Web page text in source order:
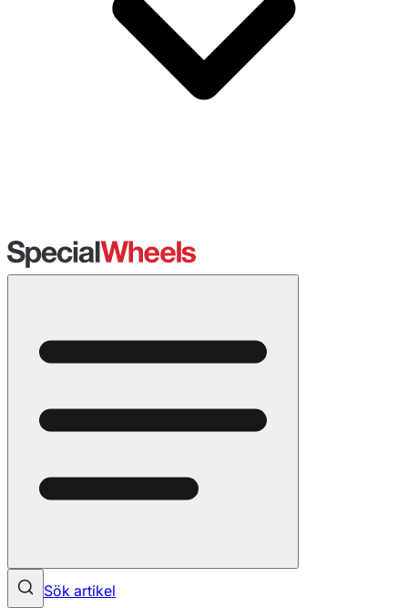
Sök artikel